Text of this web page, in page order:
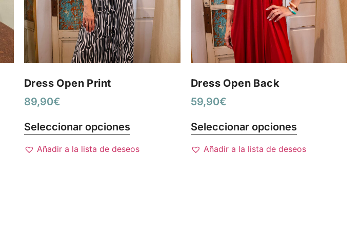
Dress Open Print
89,90€
Seleccionar opciones
Añadir a la lista de deseos
Dress Open Back
59,90€
Seleccionar opciones
Añadir a la lista de deseos